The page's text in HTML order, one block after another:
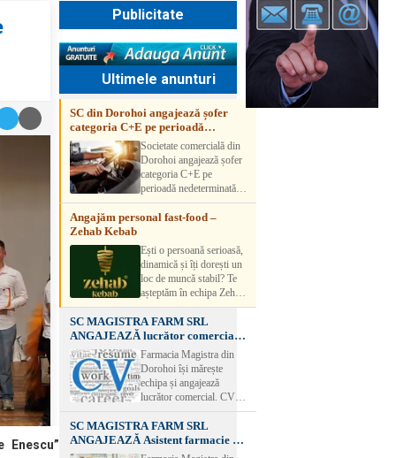
Publicitate
Ultimele anunturi
SC din Dorohoi angajează șofer
categoria C+E pe perioadă
nedeterminatăSocietate comercială din
Dorohoi angajează șofer
categoria C+E pe
perioadă nedeterminată.
Candidatul trebuie să
aibă experiență și atestat
detalii, vă rog să sunați la
numărul de telefon.
Angajăm personal fast-food –
Zehab Kebab
Ești o persoană serioasă,
dinamică și îți dorești un
loc de muncă stabil? Te
așteptăm în echipa Zehab
Kebab! Posturi
disponibile: -
SHAORMAR AJUTOR
BUCATAR 2/posturi -
LUCRATOR
COMERCIAL
VANZATOR /2 posturi
muncă Program flexibil
Salariu motivant, în
funcție de experienț
SC MAGISTRA FARM SRL
ANGAJEAZĂ lucrător comercial –
DOROHOI
Farmacia Magistra din
Dorohoi își mărește
echipa și angajează
lucrător comercial. CV-
urile se pot depune: * la
sediul Farmaciei
Magistra – Bulevardul
Victoriei nr. 23, Dorohoi
SC MAGISTRA FARM SRL
ANGAJEAZĂ Asistent farmacie –
DOROHOI